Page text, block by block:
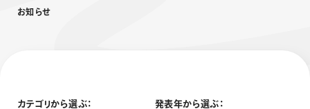
お知 らせ
カテゴリから選ぶ： 発表年から選ぶ：